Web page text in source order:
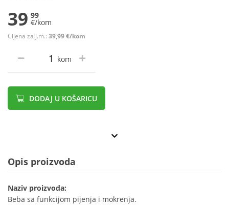
39 99
€/kom
Cijena za j.m.: 39,99 €/kom
kom
DODAJ U KOŠARICU
Opis proizvoda
Naziv proizvoda:
Beba sa funkcijom pijenja i mokrenja.